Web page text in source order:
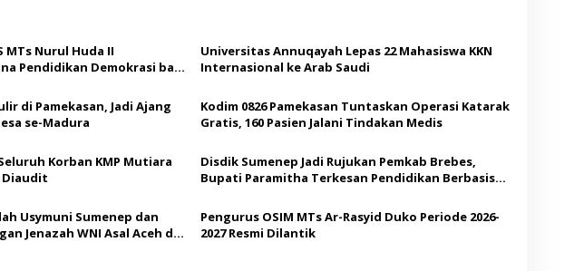
MTs Nurul Huda II
Pendidikan Demokrasi bagi
Universitas Annuqayah Lepas 22 Mahasiswa KKN
Internasional ke Arab Saudi
di Pamekasan, Jadi Ajang
se-Madura
Kodim 0826 Pamekasan Tuntaskan Operasi Katarak
Gratis, 160 Pasien Jalani Tindakan Medis
Korban KMP Mutiara
Diaudit
Disdik Sumenep Jadi Rujukan Pemkab Brebes,
Bupati Paramitha Terkesan Pendidikan Berbasis
Usymuni Sumenep dan
Jenazah WNI Asal Aceh di
Pengurus OSIM MTs Ar-Rasyid Duko Periode 2026-
2027 Resmi Dilantik